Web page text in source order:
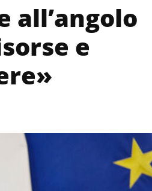
all’angolo
e